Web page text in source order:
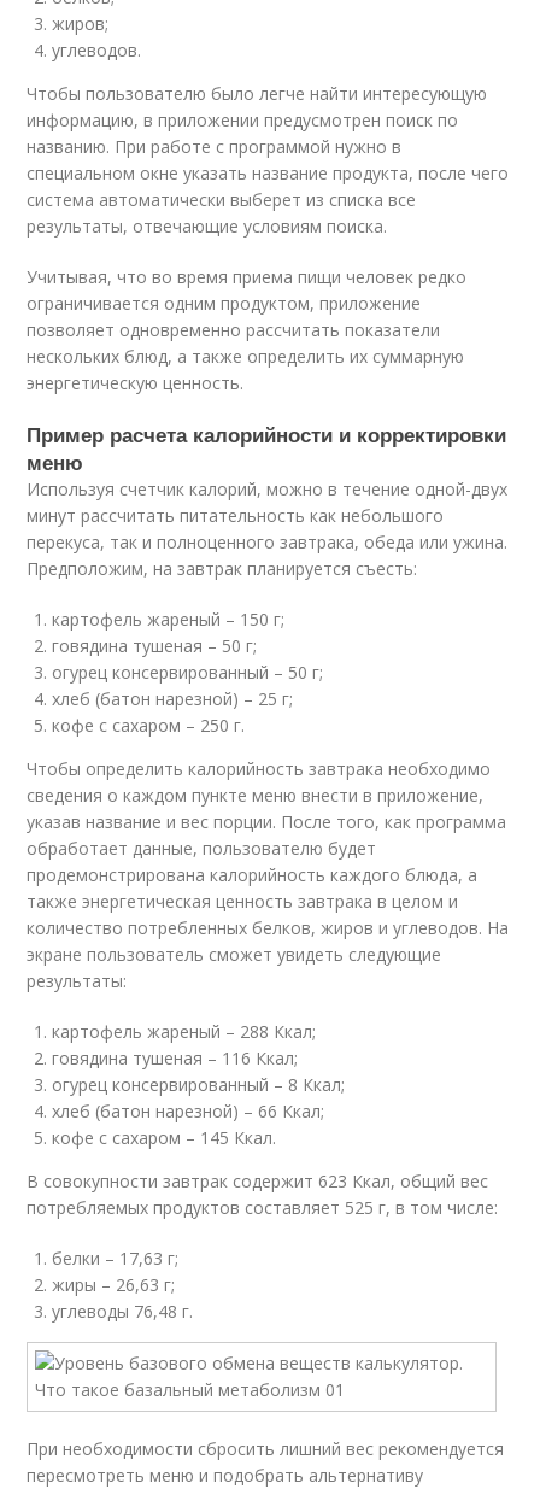
жиров;
углеводов.
Чтобы пользователю было легче найти интересующую
информацию, в приложении предусмотрен поиск по
названию. При работе с программой нужно в
специальном окне указать название продукта, после чего
система автоматически выберет из списка все
результаты, отвечающие условиям поиска.
Учитывая, что во время приема пищи человек редко
ограничивается одним продуктом, приложение
позволяет одновременно рассчитать показатели
нескольких блюд, а также определить их суммарную
энергетическую ценность.
Пример расчета калорийности и корректировки
меню
Используя счетчик калорий, можно в течение одной-двух
минут рассчитать питательность как небольшого
перекуса, так и полноценного завтрака, обеда или ужина.
Предположим, на завтрак планируется съесть:
картофель жареный – 150 г;
говядина тушеная – 50 г;
огурец консервированный – 50 г;
хлеб (батон нарезной) – 25 г;
кофе с сахаром – 250 г.
Чтобы определить калорийность завтрака необходимо
сведения о каждом пункте меню внести в приложение,
указав название и вес порции. После того, как программа
обработает данные, пользователю будет
продемонстрирована калорийность каждого блюда, а
также энергетическая ценность завтрака в целом и
количество потребленных белков, жиров и углеводов. На
экране пользователь сможет увидеть следующие
результаты:
картофель жареный – 288 Ккал;
говядина тушеная – 116 Ккал;
огурец консервированный – 8 Ккал;
хлеб (батон нарезной) – 66 Ккал;
кофе с сахаром – 145 Ккал.
В совокупности завтрак содержит 623 Ккал, общий вес
потребляемых продуктов составляет 525 г, в том числе:
белки – 17,63 г;
жиры – 26,63 г;
углеводы 76,48 г.
При необходимости сбросить лишний вес рекомендуется
пересмотреть меню и подобрать альтернативу